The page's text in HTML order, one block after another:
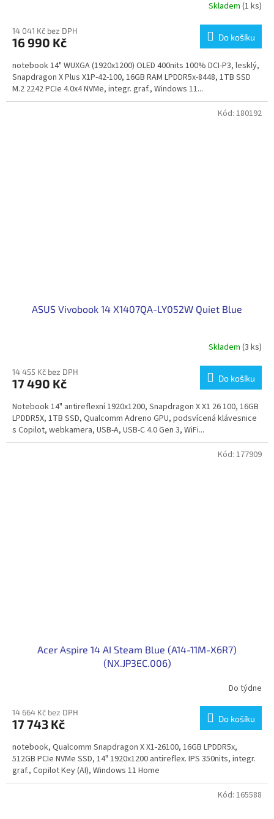
Skladem (1 ks)
14 041 Kč bez DPH
16 990 Kč Do košíku
notebook 14" WUXGA (1920x1200) OLED 400nits 100% DCI-P3, lesklý,
Snapdragon X Plus X1P-42-100, 16GB RAM LPDDR5x-8448, 1TB SSD
M.2 2242 PCIe 4.0x4 NVMe, integr. graf., Windows 11...
ASUS Vivobook 14 X1407QA-LY052W Quiet Blue
Skladem (3 ks)
14 455 Kč bez DPH
17 490 Kč Do košíku
Notebook 14" antireflexní 1920x1200, Snapdragon X X1 26 100, 16GB
LPDDR5X, 1TB SSD, Qualcomm Adreno GPU, podsvícená klávesnice
s Copilot, webkamera, USB-A, USB-C 4.0 Gen 3, WiFi...
Kód: 180192
Acer Aspire 14 AI Steam Blue (A14-11M-X6R7)
(NX.JP3EC.006)
Do týdne
14 664 Kč bez DPH
17 743 Kč Do košíku
notebook, Qualcomm Snapdragon X X1-26100, 16GB LPDDR5x,
512GB PCIe NVMe SSD, 14" 1920x1200 antireflex. IPS 350nits, integr.
graf., Copilot Key (AI), Windows 11 Home
Kód: 177909
Kód: 165588